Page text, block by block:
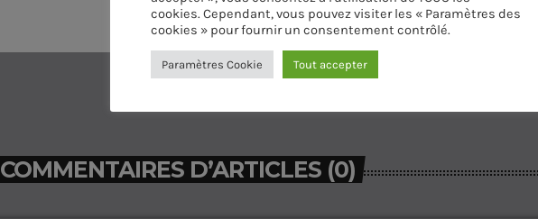
COMMENTAIRES D’ARTICLES (0)
cookies. Cependant, vous pouvez visiter les « Paramètres des
cookies » pour fournir un consentement contrôlé.
Paramètres Cookie Tout accepter